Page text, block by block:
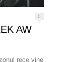
0
AW
rece vine